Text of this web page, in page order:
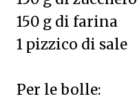
150 g di farina
1 pizzico di sale
Per le bolle: